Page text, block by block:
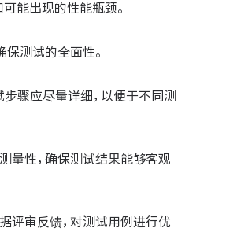
能出现的性能瓶颈。
测试的全面性。
骤应尽量详细，以便于不同测
量性，确保测试结果能够客观
评审反馈，对测试用例进行优